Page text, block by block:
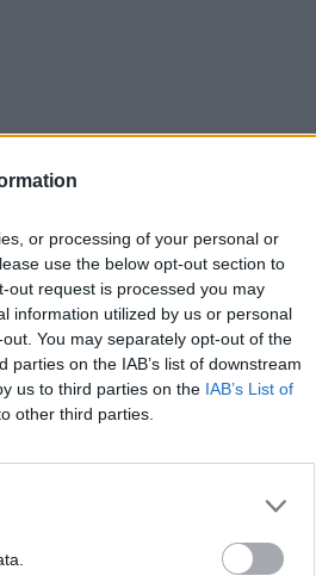
or processing of your personal or
use the below opt-out section to
out request is processed you may
information utilized by us or personal
You may separately opt-out of the
on the IAB’s list of downstream
us to third parties on the IAB’s List of
other third parties.